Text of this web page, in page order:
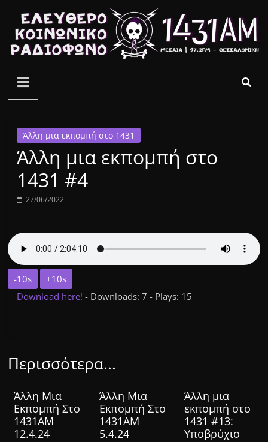
περιεχόμενο
ελεύθερο
κοινωνικό
ραδιόφωνο
1431AM
Άλλη μια εκπομπή στο 1431
Άλλη μια εκπομπή στο
1431 #4
27/06/2022
-10s
+10s
Download here!- Downloads: 7 - Plays: 15
Περισσότερα...
Άλλη Μια
Εκπομπή Στο
1431ΑΜ
12.4.24
Άλλη Μια
Εκπομπή Στο
1431ΑΜ
5.4.24
Άλλη μια
εκπομπή στο
1431 #13:
Υποβρύχιο